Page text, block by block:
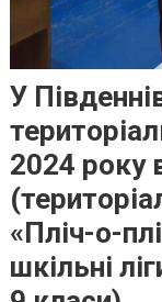
У
2024 року
«Пліч-о-
шкільні